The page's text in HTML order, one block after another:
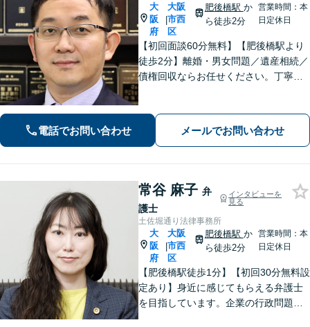
大
阪
府
|
大阪
市西
区
肥後橋駅 か
ら徒歩2分
営業時間：本
日定休日
【初回面談60分無料】【肥後橋駅より
徒歩2分】離婚・男女問題／遺産相続／
債権回収ならお任せください。丁寧な
の対応経験が豊富です。【夜間対応
可】【弁護士歴10年以上】
電話でお問い合わせ メールでお問い合わせ
常谷 麻子 弁
護士
インタビューを
見る
土佐堀通り法律事務所
大
阪
府
|
大阪
市西
区
肥後橋駅 か
ら徒歩2分
営業時間：本
日定休日
【肥後橋駅徒歩1分】【初回30分無料設
定あり】身近に感じてもらえる弁護士
を目指しています。企業の行政問題／